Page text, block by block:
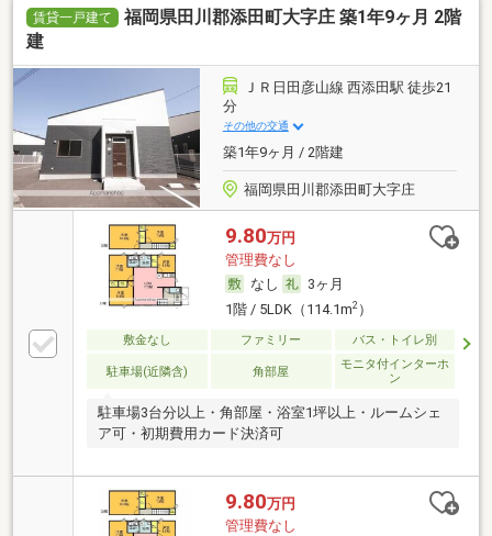
賃貸一戸建て
福岡県田川郡添田町大字庄 築1年9ヶ月 2階
建
ＪＲ日田彦山線 西添田駅 徒歩21
分
その他の交通
築1年9ヶ月 / 2階建
福岡県田川郡添田町大字庄
9.80万円
管理費なし
なし
3ヶ月
1階 / 5LDK（114.1m2）
敷金なし ファミリー バス・トイレ別
駐車場(近隣含) 角部屋
モニタ付インターホ
ン
駐車場3台分以上・角部屋・浴室1坪以上・ルームシェ
ア可・初期費用カード決済可
9.80万円
管理費なし